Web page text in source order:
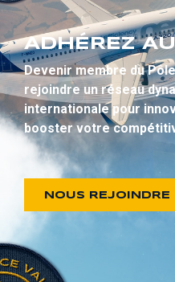
ADHÉREZ
Devenir membre du
rejoindre un réseau
internationale pour
booster votre
NOUS REJOINDRE